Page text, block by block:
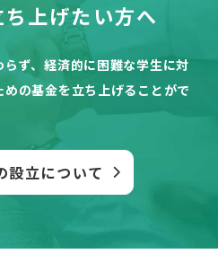
上げたい方へ
らず、経済的に困難な学生に対
の基金を立ち上げることがで
設立について